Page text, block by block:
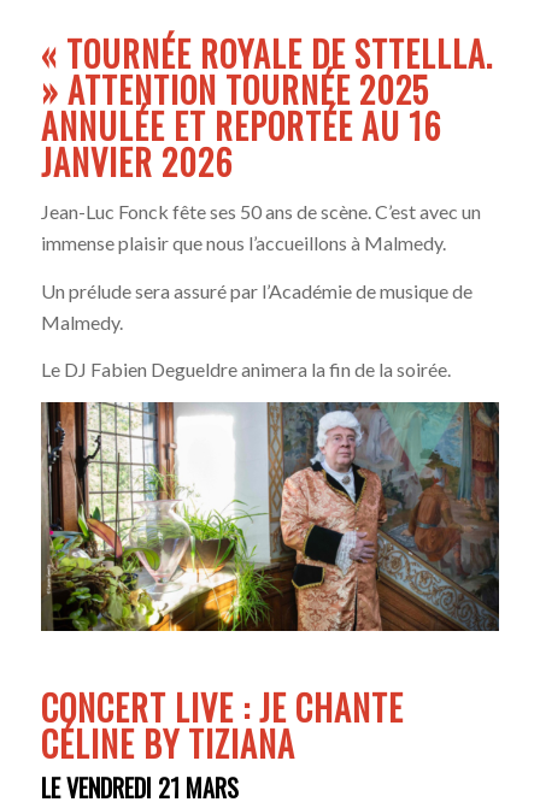
« TOURNÉE ROYALE DE STTELLLA.
» ATTENTION TOURNÉE 2025
ANNULÉE ET REPORTÉE AU 16
JANVIER 2026
Jean-Luc Fonck fête ses 50 ans de scène. C’est avec un
immense plaisir que nous l’accueillons à Malmedy.
Un prélude sera assuré par l’Académie de musique de
Malmedy.
Le DJ Fabien Degueldre animera la fin de la soirée.
CONCERT LIVE : JE CHANTE
CÉLINE BY TIZIANA
LE VENDREDI 21 MARS